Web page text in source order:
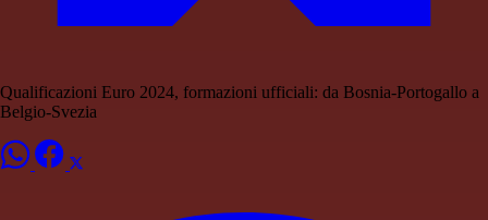
Qualificazioni Euro 2024, formazioni ufficiali: da Bosnia-Portogallo a
Belgio-Svezia